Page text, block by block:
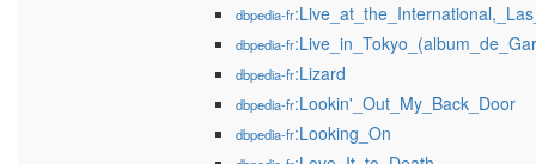
dbpedia-fr
dbpedia-fr
dbpedia-fr:Lizard
dbpedia-fr:Lookin'_Out_My_Back_Door
dbpedia-fr:Looking_On